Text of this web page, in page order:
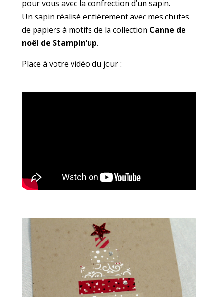
pour vous avec la confrection d’un sapin.
Un sapin réalisé entièrement avec mes chutes
de papiers à motifs de la collection Canne de
noël de Stampin’up.
Place à votre vidéo du jour :